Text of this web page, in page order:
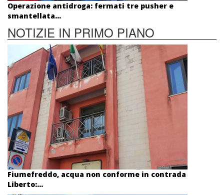
Operazione antidroga: fermati tre pusher e
smantellata...
NOTIZIE IN PRIMO PIANO
Fiumefreddo, acqua non conforme in contrada
Liberto:...